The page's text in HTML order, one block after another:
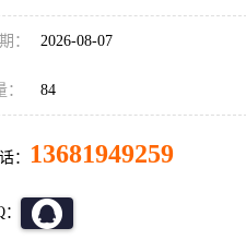
： 2026-08-07
84
： 13681949259